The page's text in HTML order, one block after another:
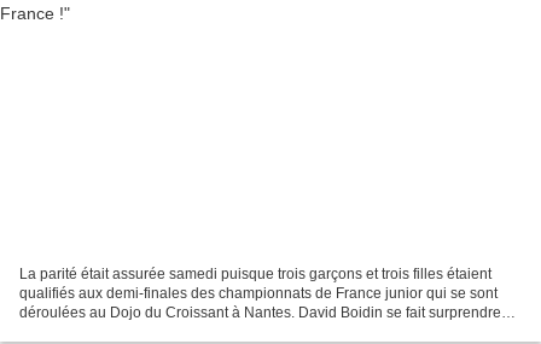
La parité était assurée samedi puisque trois garçons et trois filles étaient
qualifiés aux demi-finales des championnats de France junior qui se sont
déroulées au Dojo du Croissant à Nantes. David Boidin se fait surprendre